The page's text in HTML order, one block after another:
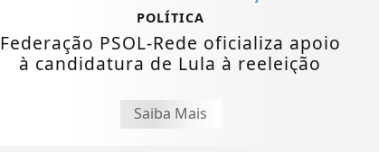
POLÍTICA
Federação PSOL-Rede oficializa apoio
à candidatura de Lula à reeleição
Saiba Mais